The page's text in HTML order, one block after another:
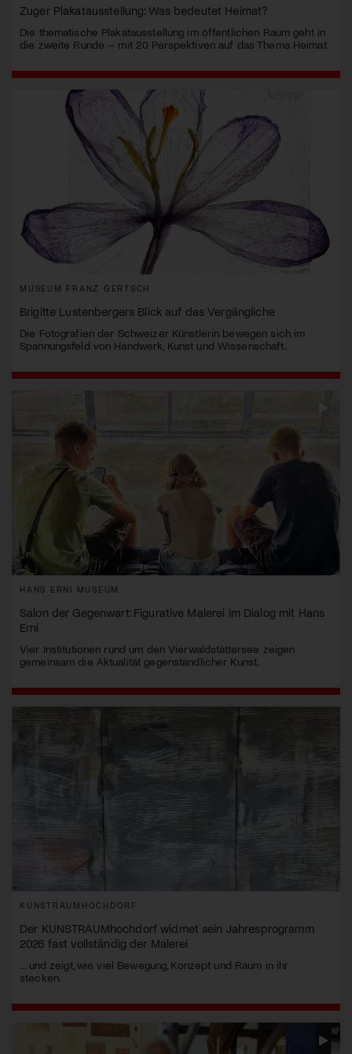
Zuger Plakatausstellung: Was bedeutet Heimat?
Die thematische Plakatausstellung im öffentlichen Raum geht in
die zweite Runde – mit 20 Perspektiven auf das Thema Heimat.
MUSEUM FRANZ GERTSCH
Brigitte Lustenbergers Blick auf das Vergängliche
Die Fotografien der Schweizer Künstlerin bewegen sich im
Spannungsfeld von Handwerk, Kunst und Wissenschaft.
HANS ERNI MUSEUM
Salon der Gegenwart: Figurative Malerei im Dialog mit Hans
Erni
Vier Institutionen rund um den Vierwaldstättersee zeigen
gemeinsam die Aktualität gegenständlicher Kunst.
KUNSTRAUMHOCHDORF
Der KUNSTRAUMhochdorf widmet sein Jahresprogramm
2026 fast vollständig der Malerei
... und zeigt, wie viel Bewegung, Konzept und Raum in ihr
stecken.